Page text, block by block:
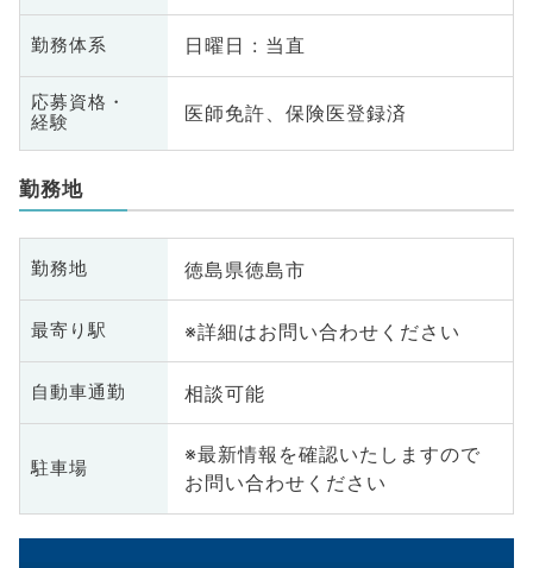
勤務体系 日曜日 : 当直
応募資格・
経験
医師免許、保険医登録済
勤務地
勤務地 徳島県徳島市
最寄り駅 ※詳細はお問い合わせください
自動車通勤 相談可能
駐車場
※最新情報を確認いたしますので
お問い合わせください